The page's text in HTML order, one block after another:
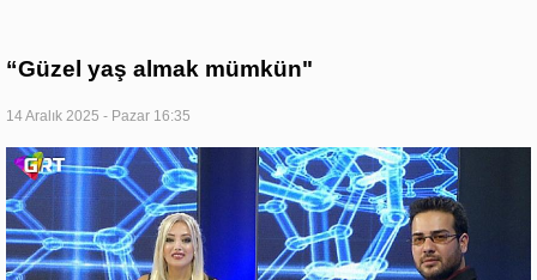
“Güzel yaş almak mümkün"
14 Aralık 2025 - Pazar 16:35